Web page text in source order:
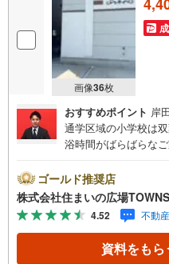
画像36枚
おすすめポイント 岸
通学区域の小学校は
浴時間がばらばらな
の物件はいかがでし
の戸建て物件です。
んな、実需・投資の
ステムキッチン付き
す。【年中無休/
せが集中するため、
ゴールド推奨店
株式会社住まいの広場TOWNS
4.52 不動
資料をもら